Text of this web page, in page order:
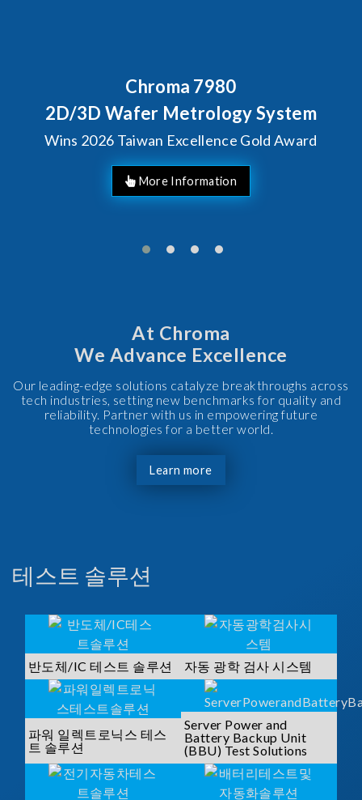
System
Gold Award
Chroma's
Solutions
At Chroma
We Advance Excellence
Our leading-edge solutions catalyze breakthroughs across
tech industries, setting new benchmarks for quality and
reliability. Partner with us in empowering future
technologies for a better world.
Learn more
테스트 솔루션
반도체/IC 테스트 솔루션 자동 광학 검사 시스템
파워 일렉트로닉스 테스
트 솔루션
Server Power and
Battery Backup Unit
(BBU) Test Solutions